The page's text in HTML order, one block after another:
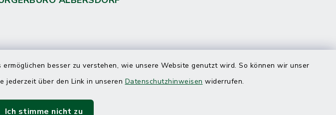
besser zu verstehen, wie unsere Website genutzt wird. So können wir unser
jederzeit über den Link in unseren Datenschutzhinweisen widerrufen.
Ich stimme nicht zu
per
– 12:00 Uhr